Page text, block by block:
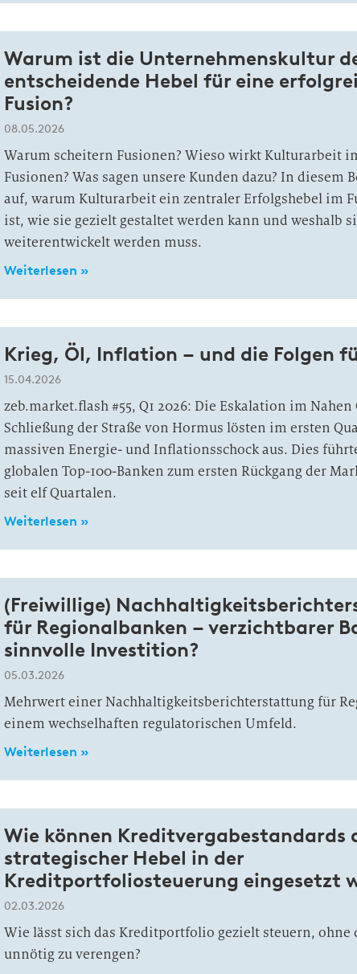
Warum ist die Unternehmenskultur
entscheidende Hebel für eine
Fusion?
08.05.2026
Warum scheitern Fusionen? Wieso wirkt Kulturarbeit
Fusionen? Was sagen unsere Kunden dazu? In diesem
auf, warum Kulturarbeit ein zentraler Erfolgshebel im
ist, wie sie gezielt gestaltet werden kann und weshalb
weiterentwickelt werden muss.
Weiterlesen »
Krieg, Öl, Inflation – und die Folgen
15.04.2026
zeb.market.flash #55, Q1 2026: Die Eskalation im
Schließung der Straße von Hormus lösten im ersten
massiven Energie- und Inflationsschock aus. Dies
globalen Top-100-Banken zum ersten Rückgang der
seit elf Quartalen.
Weiterlesen »
(Freiwillige)
für Regionalbanken – verzichtbarer
sinnvolle Investition?
05.03.2026
Mehrwert einer Nachhaltigkeitsberichterstattung für
einem wechselhaften regulatorischen Umfeld.
Weiterlesen »
Wie können Kreditvergabestandards
strategischer Hebel in der
Kreditportfoliosteuerung eingesetzt
02.03.2026
Wie lässt sich das Kreditportfolio gezielt steuern, ohne
unnötig zu verengen?